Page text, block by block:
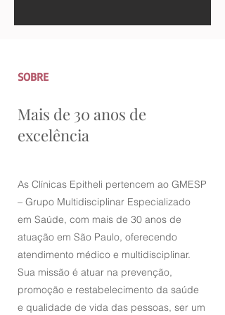
SOBRE
Mais de 30 anos de
excelência
As Clínicas Epitheli pertencem ao GMESP
– Grupo Multidisciplinar Especializado
em Saúde, com mais de 30 anos de
atuação em São Paulo, oferecendo
atendimento médico e multidisciplinar.
Sua missão é atuar na prevenção,
promoção e restabelecimento da saúde
e qualidade de vida das pessoas, ser um